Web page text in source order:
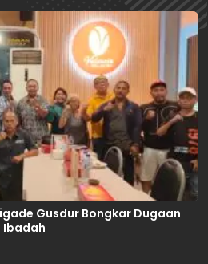
Gusdur Bongkar Dugaan
Ibadah